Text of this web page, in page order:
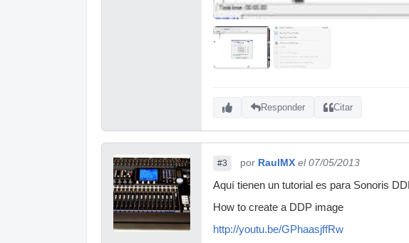
Responder Citar
#3 por RaulMX el 07/05/2013
Aquí tienen un tutorial es para Sonoris
How to create a DDP image
http://youtu.be/GPhaasjffRw